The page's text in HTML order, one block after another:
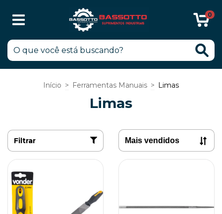
0
Início > Ferramentas Manuais > Limas
Limas
Filtrar